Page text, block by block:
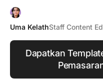
Uma KelathStaff Content
Dapatkan